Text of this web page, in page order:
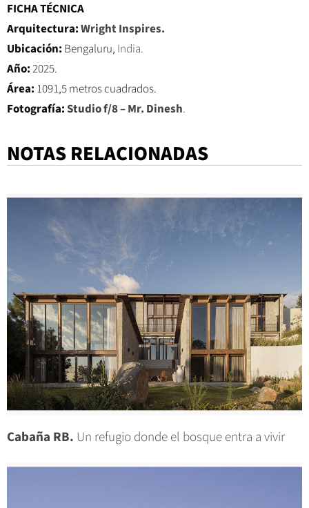
FICHA TÉCNICA
Arquitectura:Wright Inspires.
Ubicación: Bengaluru, India.
Año:2025.
Área: 1091,5 metros cuadrados.
Fotografía:Studio f/8 – Mr. Dinesh.
NOTAS RELACIONADAS
Cabaña RB. Un refugio donde el bosque entra a vivir